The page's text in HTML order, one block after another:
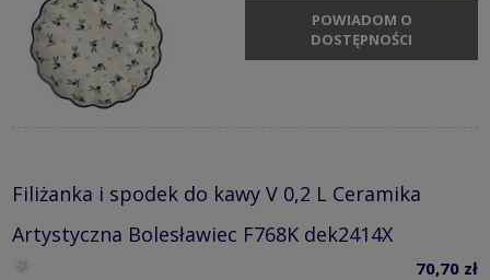
POWIADOM O
DOSTĘPNOŚCI
Filiżanka i spodek do kawy V 0,2 L Ceramika
Artystyczna Bolesławiec F768K dek2414X
70,70 zł